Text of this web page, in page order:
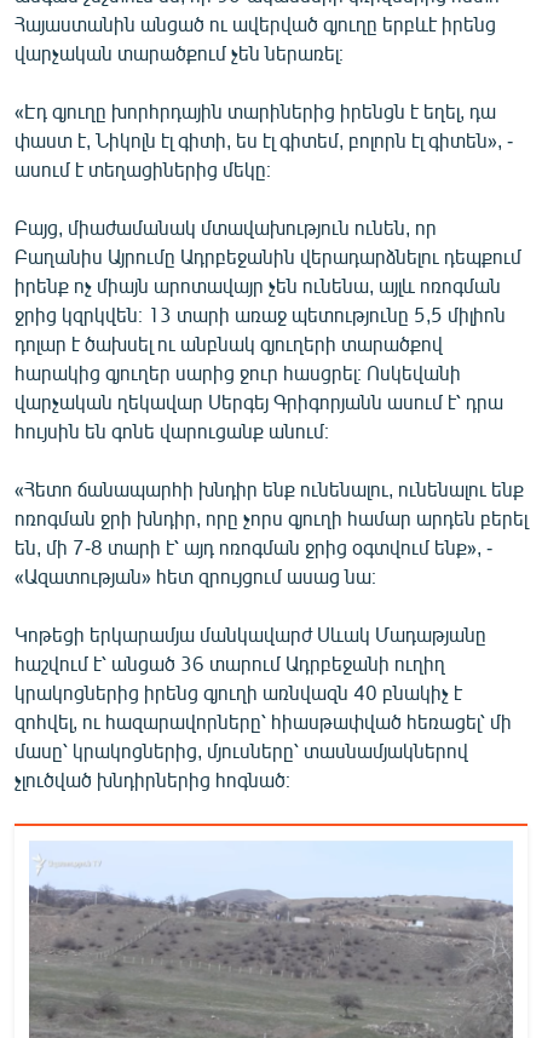
ՓՈԴՔԱՍԹ
English
Русский
ՀԵՏԵՎԵՔ ՄԵԶ
«Ազատության» բոլոր կայքերը
Հայաստանին անցած ու ավերված գյուղը երբևէ իրենց
վարչական տարածքում չեն ներառել։
«Էդ գյուղը խորհրդային տարիներից իրենցն է եղել, դա
փաստ է, Նիկոլն էլ գիտի, ես էլ գիտեմ, բոլորն էլ գիտեն», -
ասում է տեղացիներից մեկը։
Բայց, միաժամանակ մտավախություն ունեն, որ
Բաղանիս Այրումը Ադրբեջանին վերադարձնելու դեպքում
իրենք ոչ միայն արոտավայր չեն ունենա, այլև ոռոգման
ջրից կզրկվեն։ 13 տարի առաջ պետությունը 5,5 միլիոն
դոլար է ծախսել ու անբնակ գյուղերի տարածքով
հարակից գյուղեր սարից ջուր հասցրել։ Ոսկեվանի
վարչական ղեկավար Սերգեյ Գրիգորյանն ասում է՝ դրա
հույսին են գոնե վարուցանք անում։
«Հետո ճանապարհի խնդիր ենք ունենալու, ունենալու ենք
ոռոգման ջրի խնդիր, որը չորս գյուղի համար արդեն բերել
են, մի 7-8 տարի է՝ այդ ոռոգման ջրից օգտվում ենք», -
«Ազատության» հետ զրույցում ասաց նա։
Կոթեցի երկարամյա մանկավարժ Սևակ Մադաթյանը
հաշվում է՝ անցած 36 տարում Ադրբեջանի ուղիղ
կրակոցներից իրենց գյուղի առնվազն 40 բնակիչ է
զոհվել, ու հազարավորները՝ հիասթափված հեռացել՝ մի
մասը՝ կրակոցներից, մյուսները՝ տասնամյակներով
չլուծված խնդիրներից հոգնած։